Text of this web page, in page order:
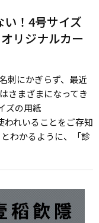
い！4号サイズ
リジナルカー
刺にかぎらず、最近
さまざまになってき
ズの用紙
れいることをご存知
わかるように、「診